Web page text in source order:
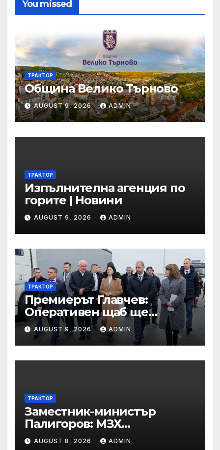
You missed
ТРАКТОР
Община Велико Търново
AUGUST 9, 2026 ADMIN
ТРАКТОР
Изпълнителна агенция по
горите | Новини
AUGUST 9, 2026 ADMIN
ТРАКТОР
Премиерът Главчев:
Оперативен щаб ще
реорганизира структурите
по границата, за да сме
готови за Шенген
AUGUST 9, 2026 ADMIN
ТРАКТОР
Заместник-министър
Палигоров: МЗХ
предприема комплекс от
AUGUST 8, 2026 ADMIN